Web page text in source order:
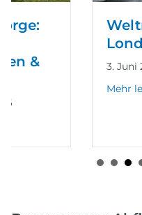
Weltmetropole
3. Juni 2026
about